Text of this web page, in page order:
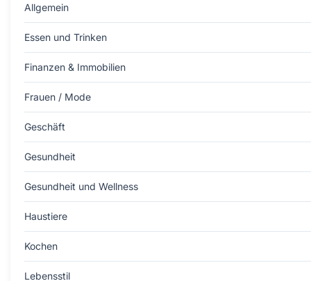
Allgemein
Essen und Trinken
Finanzen & Immobilien
Frauen / Mode
Geschäft
Gesundheit
Gesundheit und Wellness
Haustiere
Kochen
Lebensstil